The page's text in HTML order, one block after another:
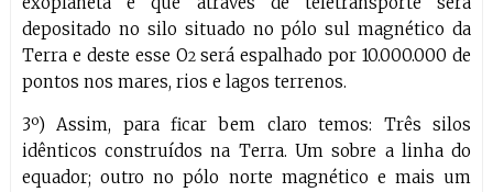
depositado no silo situado no pólo sul magnético da
Terra e deste esse O2será espalhado por 10.000.000 de
pontos nos mares, rios e lagos terrenos.
3º) Assim, para ficar bem claro temos: Três silos
idênticos construídos na Terra. Um sobre a linha do
equador; outro no pólo norte magnético e mais um